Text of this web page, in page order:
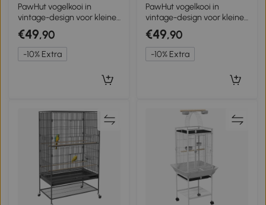
PawHut vogelkooi in
vintage-design voor kleine
vogelsoorten incl.
accessoires 46,5 x 36 x 59
cm Staal, Hout, Wit+Groen
€49,90
-10% Extra
PawHut vogelkooi in
vintage-design voor kleine
vogelsoorten incl.
accessoires 46,5 x 36 x 59
cm staal, hout, blauw+wit
€49,90
-10% Extra